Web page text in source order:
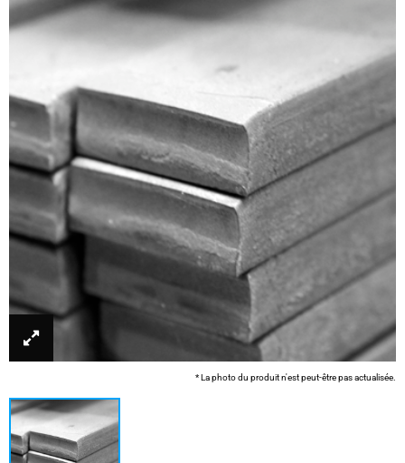
* La photo du produit n'est peut-être pas actualisée.